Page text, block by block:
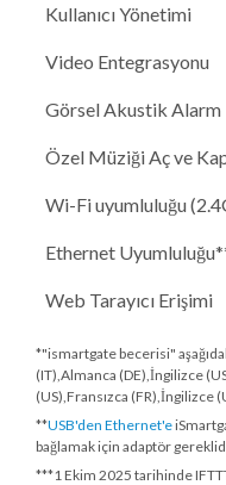
Kullanıcı Yönetimi
Video Entegrasyonu
Görsel Akustik Alarm
Özel Müziği Aç ve
Wi-Fi uyumluluğu
Ethernet
Web Tarayıcı Erişimi
*"ismartgate becerisi"
(IT),Almanca (DE),İngilizce
(US),Fransızca (FR),İngilizce
**USB'den Ethernet'e
bağlamak için adaptör
***1 Ekim 2025 tarihinde